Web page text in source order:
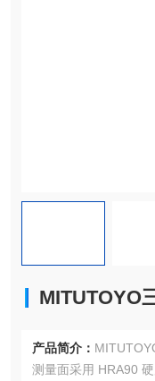
MITUTOYO
产品简介：
测量面采用 HRA90